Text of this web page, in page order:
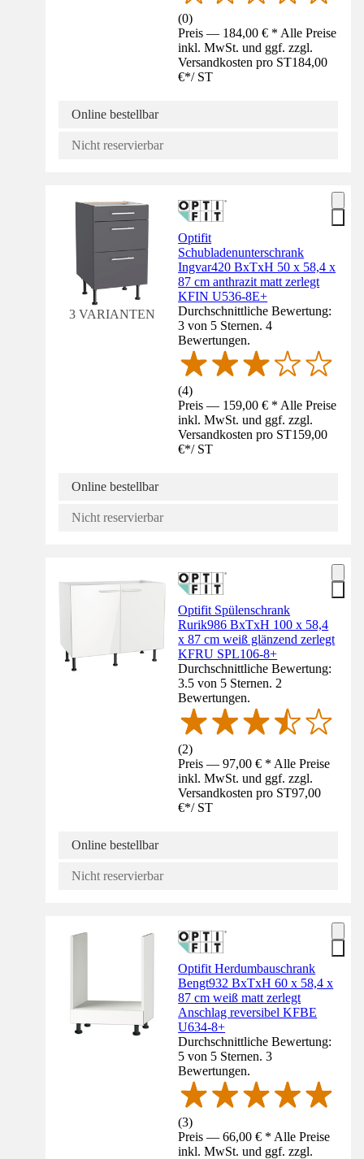
(0)
Preis — 184,00 € * Alle Preise
inkl. MwSt. und ggf. zzgl.
Versandkosten pro ST184,00
€*/ ST
Online bestellbar
Nicht reservierbar
3 VARIANTEN
Optifit
Schubladenunterschrank
Ingvar420 BxTxH 50 x 58,4 x
87 cm anthrazit matt zerlegt
KFIN U536-8E+
Durchschnittliche Bewertung:
3 von 5 Sternen. 4
Bewertungen.
(4)
Preis — 159,00 € * Alle Preise
inkl. MwSt. und ggf. zzgl.
Versandkosten pro ST159,00
€*/ ST
Online bestellbar
Nicht reservierbar
Optifit Spülenschrank
Rurik986 BxTxH 100 x 58,4
x 87 cm weiß glänzend zerlegt
KFRU SPL106-8+
Durchschnittliche Bewertung:
3.5 von 5 Sternen. 2
Bewertungen.
(2)
Preis — 97,00 € * Alle Preise
inkl. MwSt. und ggf. zzgl.
Versandkosten pro ST97,00
€*/ ST
Online bestellbar
Nicht reservierbar
Optifit Herdumbauschrank
Bengt932 BxTxH 60 x 58,4 x
87 cm weiß matt zerlegt
Anschlag reversibel KFBE
U634-8+
Durchschnittliche Bewertung:
5 von 5 Sternen. 3
Bewertungen.
(3)
Preis — 66,00 € * Alle Preise
inkl. MwSt. und ggf. zzgl.